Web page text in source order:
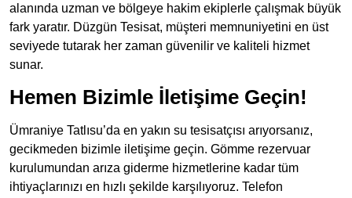
alanında uzman ve bölgeye hakim ekiplerle çalışmak büyük
fark yaratır. Düzgün Tesisat, müşteri memnuniyetini en üst
seviyede tutarak her zaman güvenilir ve kaliteli hizmet
sunar.
Hemen Bizimle İletişime Geçin!
Ümraniye Tatlısu’da en yakın su tesisatçısı arıyorsanız,
gecikmeden bizimle iletişime geçin. Gömme rezervuar
kurulumundan arıza giderme hizmetlerine kadar tüm
ihtiyaçlarınızı en hızlı şekilde karşılıyoruz. Telefon